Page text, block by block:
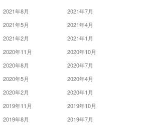
2021年8月
2021年7月
2021年5月
2021年4月
2021年2月
2021年1月
2020年11月
2020年10月
2020年8月
2020年7月
2020年5月
2020年4月
2020年2月
2020年1月
2019年11月
2019年10月
2019年8月
2019年7月